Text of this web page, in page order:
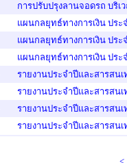
การปรับปรุงลานจอดรถ บริ
แผนกลยุทธ์ทางการเงิน ปร
แผนกลยุทธ์ทางการเงิน ปร
แผนกลยุทธ์ทางการเงิน ปร
รายงานประจำปีและสารสน
รายงานประจำปีและสารสน
รายงานประจำปีและสารสน
รายงานประจำปีและสารสน